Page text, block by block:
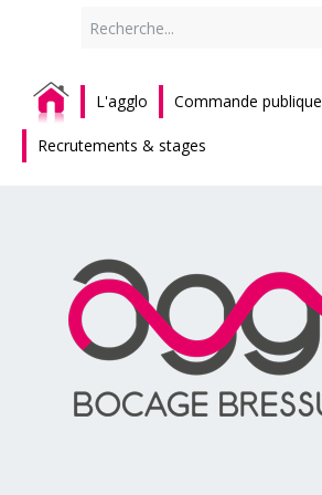
L'agglo Commande publique
Recrutements & stages